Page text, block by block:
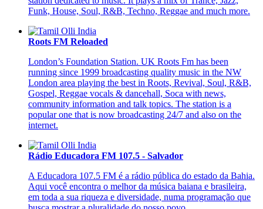
Funk, House, Soul, R&B, Techno, Reggae and much more.
Roots FM Reloaded
London’s Foundation Station. UK Roots Fm has been
running since 1999 broadcasting quality music in the NW
London area playing the best in Roots, Revival, Soul, R&B,
Gospel, Reggae vocals & dancehall, Soca with news,
community information and talk topics. The station is a
popular one that is now broadcasting 24/7 and also on the
internet.
Rádio Educadora FM 107.5 - Salvador
A Educadora 107.5 FM é a rádio pública do estado da Bahia.
Aqui você encontra o melhor da música baiana e brasileira,
em toda a sua riqueza e diversidade, numa programação que